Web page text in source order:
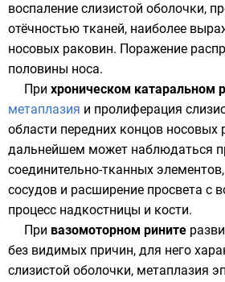
воспаление слизистой оболочки,
отёчностью тканей, наиболее
носовых раковин. Поражение
половины носа.
При хроническом катаральном
метаплазия и пролиферация
области передних концов носовых
дальнейшем может наблюдаться
соединительно-тканных
сосудов и расширение просвета с
процесс надкостницы и кости.
При вазомоторном рините
без видимых причин, для него
слизистой оболочки, метаплазия